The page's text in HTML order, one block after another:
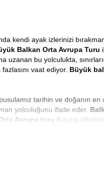
kendi ayak izlerinizi
Balkan Orta Avrupa Turu
uzanan bu yolculukta,
vaat ediyor. Büyük
tarihin ve doğanın
yolculuğunu ifade eder.
Avrupa turu Avrupa
mümkündür.
hakkının verildiği bir